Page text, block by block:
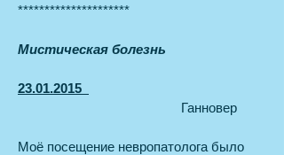
*********************
Мистическая болезнь
23.01.2015
Ганновер
Моё посещение невропатолога было